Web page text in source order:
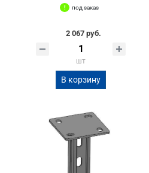
под заказ
2 067 руб.
шт
В корзину